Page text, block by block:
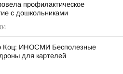
профилактическое
с дошкольниками
Коц: ИНОСМИ Бесполезные
для картелей